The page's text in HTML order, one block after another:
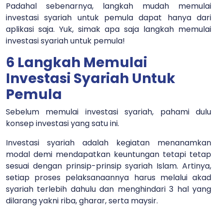
Padahal sebenarnya, langkah mudah memulai
investasi syariah untuk pemula dapat hanya dari
aplikasi saja. Yuk, simak apa saja langkah memulai
investasi syariah untuk pemula!
6 Langkah Memulai
Investasi Syariah Untuk
Pemula
Sebelum memulai investasi syariah, pahami dulu
konsep investasi yang satu ini.
Investasi syariah adalah kegiatan menanamkan
modal demi mendapatkan keuntungan tetapi tetap
sesuai dengan prinsip-prinsip syariah Islam. Artinya,
setiap proses pelaksanaannya harus melalui akad
syariah terlebih dahulu dan menghindari 3 hal yang
dilarang yakni riba, gharar, serta maysir.